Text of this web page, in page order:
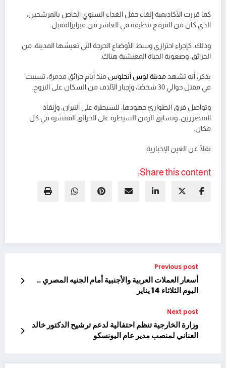
كما قررت الأكاديمية إلغاء حفل الغداء السنوي الخاص بالمرشحين،
الذي كان من المزمع تنظيمه في العاشر من فبرايرالمقبل.
وذلك، كإجراء احترازي وسط الأوضاع الحرجة التي تعيشها المدينة، من
الحرائق، وصعوبة الحياة المعيشية هناك.
يذكر، أنه تشهد مدينة لوس أنجلوس منذ أيام حرائق مدمرة، تسببت
في مقتل حوالي 30 شخصًا، وإجبار الآلاف من السكان على النزوح.
وتواصل فرق الطوارئ جهودها، للسيطرة على النيران، وإنقاذ
المتضررين، وتسابق الزمن للسيطرة على الحرائق المنتشرة في كل
مكان.
نقلًا عن العين الإخبارية
Share this content:
Previous post
أسعار العملات العربية والأجنبية أمام الجنيه المصري ..
اليوم الثلاثاء 14 يناير
Next post
وزارة الخارجية تنظم احتفالية لدعم ترشيح الدكتور خالد
العناني لمنصب مدير عام اليونسكو